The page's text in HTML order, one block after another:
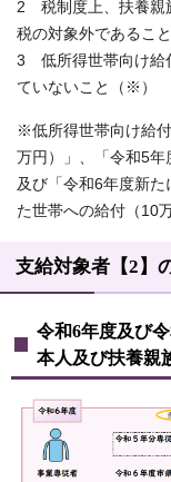
2 税制度上、扶養親
税の対象外であること
3 低所得世帯向け給
ていないこと（※）
※低所得世帯向け給
万円）」、「令和5年
及び「令和6年度新
た世帯への給付（10
支給対象者【2】
令和6年度及び
本人及び扶養親